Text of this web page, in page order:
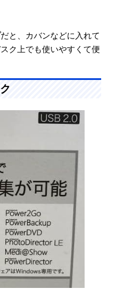
だと、カバンなどに入れて
ク上でも使いやすくて便